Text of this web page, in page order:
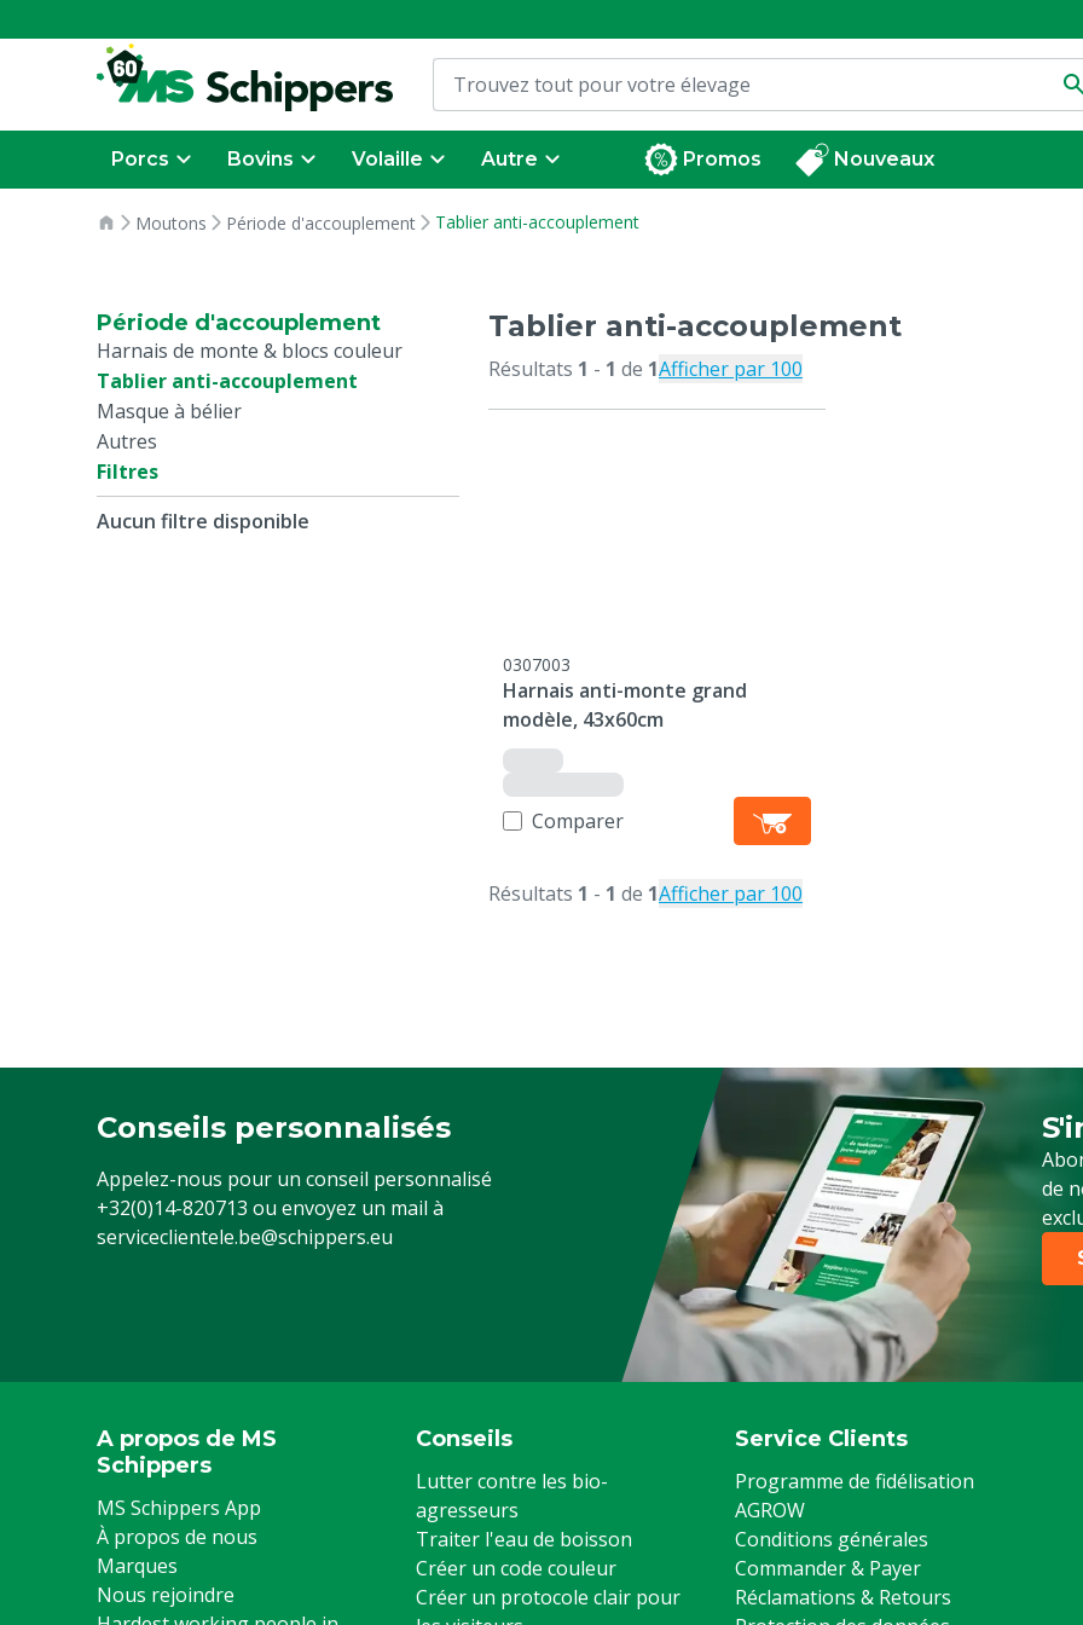
Porcs Bovins Volaille Autre Promos Nouveaux
Moutons Période d'accouplement Tablier anti-accouplement
Période d'accouplement
Harnais de monte & blocs couleur
Tablier anti-accouplement
Masque à bélier
Autres
Filtres
Aucun filtre disponible
Tablier anti-accouplement
Résultats 1 - 1 de 1Afficher par 100
0307003
Harnais anti-monte grand
modèle, 43x60cm
Comparer
Résultats 1 - 1 de 1Afficher par 100
Conseils personnalisés
Appelez-nous pour un conseil personnalisé
+32(0)14-820713 ou envoyez un mail à
serviceclientele.be@schippers.eu
de
A propos de MS
Schippers
MS Schippers App
À propos de nous
Marques
Nous rejoindre
Conseils
Lutter contre les bio-
agresseurs
Traiter l'eau de boisson
Créer un code couleur
Créer un protocole clair pour
Service Clients
Programme de fidélisation
AGROW
Conditions générales
Commander & Payer
Réclamations & Retours